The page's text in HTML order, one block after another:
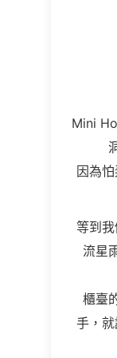
Mini
因為
等到
流星
櫃臺
手，